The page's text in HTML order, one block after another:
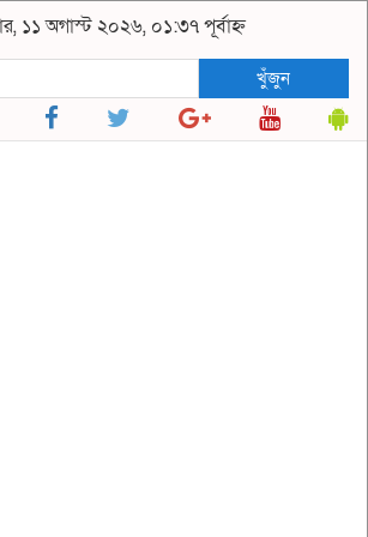
১১ অগাস্ট ২০২৬, ০১:৩৭ পূর্বাহ্ন
খুঁজুন